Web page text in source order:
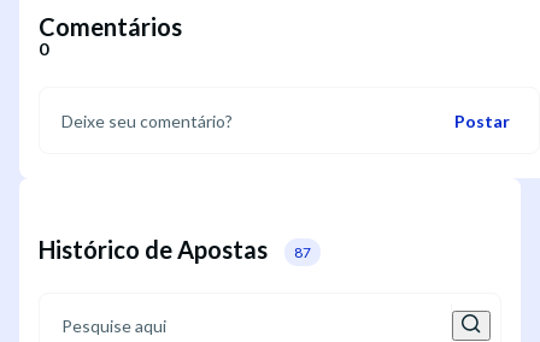
Comentários
0
Postar
Histórico de Apostas 87